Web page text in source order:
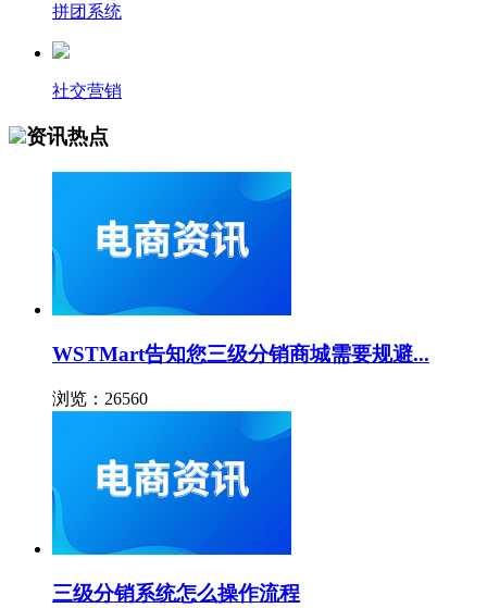
拼团系统
社交营销
资讯热点
WSTMart告知您三级分销商城需要规避...
浏览：26560
三级分销系统怎么操作流程